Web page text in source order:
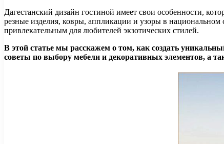
Дагестанский дизайн гостиной имеет свои особенности,
резные изделия, ковры, аппликации и узоры в
привлекательным для любителей экзотических стилей.
В этой статье мы расскажем о том, как создать
советы по выбору мебели и декоративных элементов, а